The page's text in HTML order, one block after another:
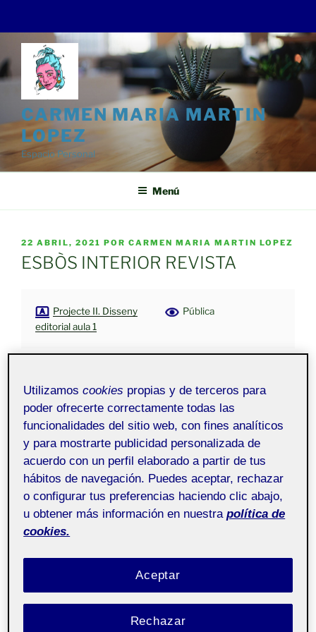
Saltar
al
contenido
CARMEN MARIA MARTIN
LOPEZ
Espacio Personal
Menú
PUBLICADO
EL
22 ABRIL, 2021 POR CARMEN MARIA MARTIN LOPEZ
ESBÒS INTERIOR REVISTA
Projecte II. Disseny
editorial aula 1
Pública
Utilizamoscookies propias y de terceros para
poder ofrecerte correctamente todas las
funcionalidades del sitio web, con fines analíticos
y para mostrarte publicidad personalizada de
acuerdo con un perfil elaborado a partir de tus
hábitos de navegación. Puedes aceptar, rechazar
o configurar tus preferencias haciendo clic abajo,
u obtener más información en nuestra política de
cookies.
Rechazar
Aceptar